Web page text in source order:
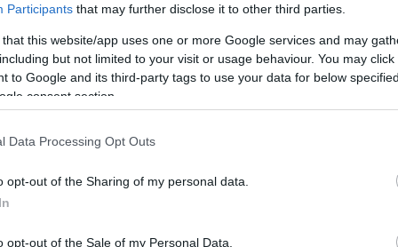
Participants that may further disclose it to other third parties.
that this website/app uses one or more Google services and may
but not limited to your visit or usage behaviour. You may
to Google and its third-party tags to use your data for below
consent section.
Data Processing Opt Outs
opt-out of the Sharing of my personal data.
opt-out of the Sale of my Personal Data.
il Puc della discordia: “Così faremo
di
di Abbiadori